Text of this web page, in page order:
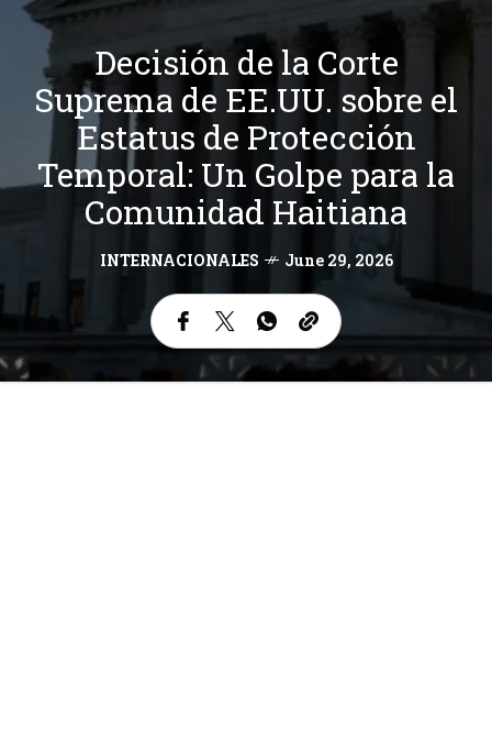
Decisión de la Corte
Suprema de EE.UU. sobre el
Estatus de Protección
Temporal: Un Golpe para la
Comunidad Haitiana
INTERNACIONALES June 29, 2026